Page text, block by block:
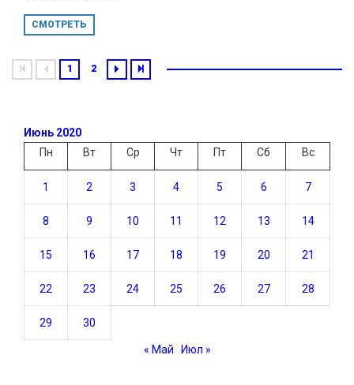
СМОТРЕТЬ
1 2
Июнь 2020
Пн
Вт Ср Чт Пт Сб Вс
1 2 3 4 5 6 7
8 9 10 11 12 13 14
15 16 17 18 19 20 21
22 23 24 25 26 27 28
29 30
« Май Июл »